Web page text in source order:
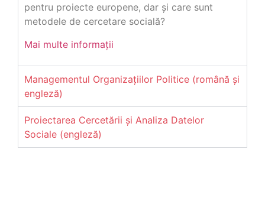
pentru proiecte europene, dar și care sunt
metodele de cercetare socială?
Mai multe informații
Managementul Organizaţiilor Politice (română și
engleză)
Proiectarea Cercetării şi Analiza Datelor
Sociale (engleză)